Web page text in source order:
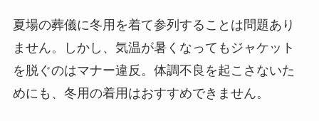
夏場の葬儀に冬用を着て参列することは問題あり
ません。しかし、気温が暑くなってもジャケット
を脱ぐのはマナー違反。体調不良を起こさないた
めにも、冬用の着用はおすすめできません。